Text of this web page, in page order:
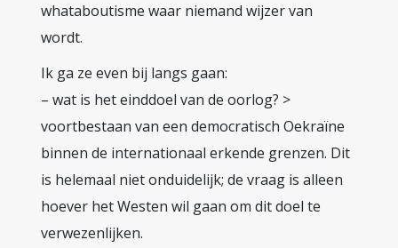
whataboutisme waar niemand wijzer van
wordt.
Ik ga ze even bij langs gaan:
– wat is het einddoel van de oorlog? >
voortbestaan van een democratisch Oekraïne
binnen de internationaal erkende grenzen. Dit
is helemaal niet onduidelijk; de vraag is alleen
hoever het Westen wil gaan om dit doel te
verwezenlijken.